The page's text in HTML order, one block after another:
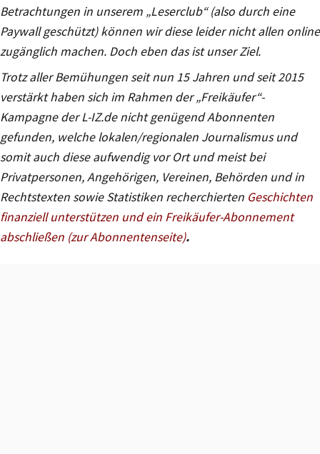
Betrachtungen in unserem „Leserclub“ (also durch eine
Paywall geschützt) können wir diese leider nicht allen online
zugänglich machen. Doch eben das ist unser Ziel.
Trotz aller Bemühungen seit nun 15 Jahren und seit 2015
verstärkt haben sich im Rahmen der „Freikäufer“-
Kampagne der L-IZ.de nicht genügend Abonnenten
gefunden, welche lokalen/regionalen Journalismus und
somit auch diese aufwendig vor Ort und meist bei
Privatpersonen, Angehörigen, Vereinen, Behörden und in
Rechtstexten sowie Statistiken recherchierten Geschichten
finanziell unterstützen und ein Freikäufer-Abonnement
abschließen (zur Abonnentenseite).